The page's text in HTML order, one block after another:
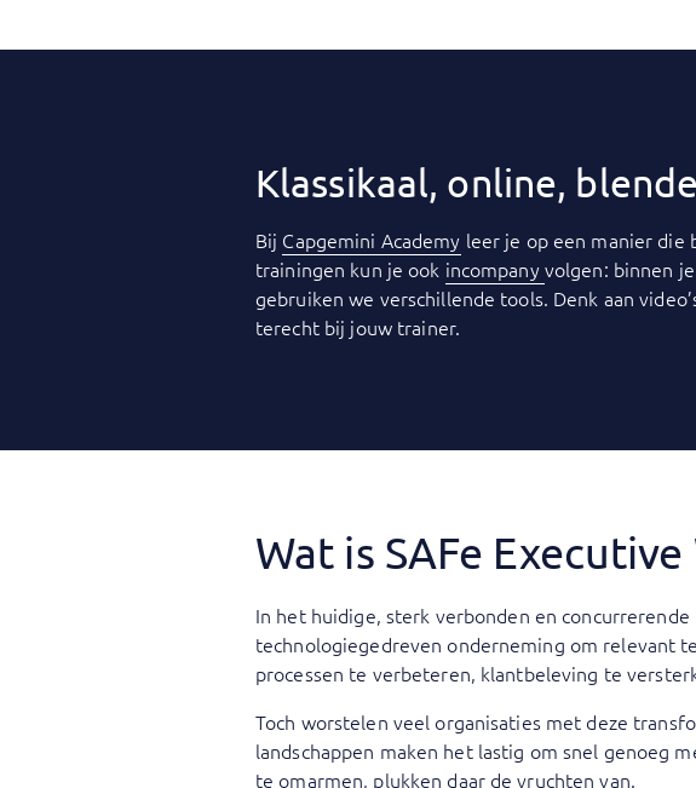
Klassikaal, online,
Bij Capgemini Academy leer je op een manier die
trainingen kun je ook incompany volgen: binnen
gebruiken we verschillende tools. Denk aan
terecht bij jouw trainer.
Wat is SAFe
In het huidige, sterk verbonden en
technologiegedreven onderneming om relevant
processen te verbeteren, klantbeleving te
Toch worstelen veel organisaties met deze
landschappen maken het lastig om snel genoeg
te omarmen, plukken daar de vruchten van.